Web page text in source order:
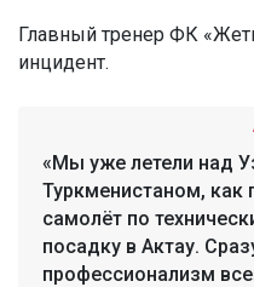
Главный тренер ФК
инцидент.
«Мы уже летели над
Туркменистаном, как
самолёт по
посадку в Актау.
профессионализм